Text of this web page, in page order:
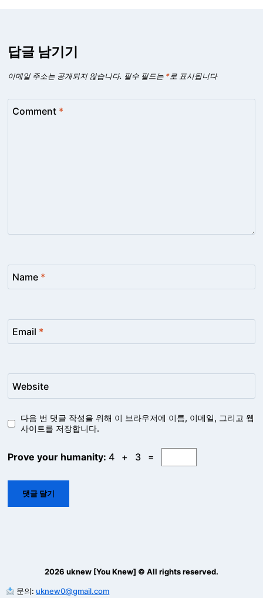
답글 남기기
이메일 주소는 공개되지 않습니다. 필수 필드는 * 로 표시됩니다
Comment *
Name *
Email *
Website
다음 번 댓글 작성을 위해 이 브라우저에 이름, 이메일, 그리고 웹
사이트를 저장합니다.
Prove your humanity:4 + 3 =
2026 uknew [You Knew] © All rights reserved.
문의: uknew0@gmail.com